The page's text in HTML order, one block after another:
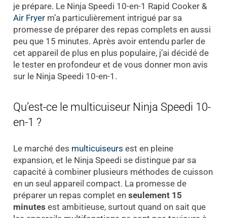
je prépare. Le Ninja Speedi 10-en-1 Rapid Cooker &
Air Fryerm’a particulièrement intrigué par sa
promesse de préparer des repas complets en aussi
peu que 15 minutes. Après avoir entendu parler de
cet appareil de plus en plus populaire, j’ai décidé de
le tester en profondeur et de vous donner mon avis
sur le Ninja Speedi 10-en-1.
Qu’est-ce le multicuiseur Ninja Speedi 10-
en-1 ?
Le marché des multicuiseurs est en pleine
expansion, et le Ninja Speedi se distingue par sa
capacité à combiner plusieurs méthodes de cuisson
en un seul appareil compact. La promesse de
préparer un repas complet en seulement 15
minutes est ambitieuse, surtout quand on sait que